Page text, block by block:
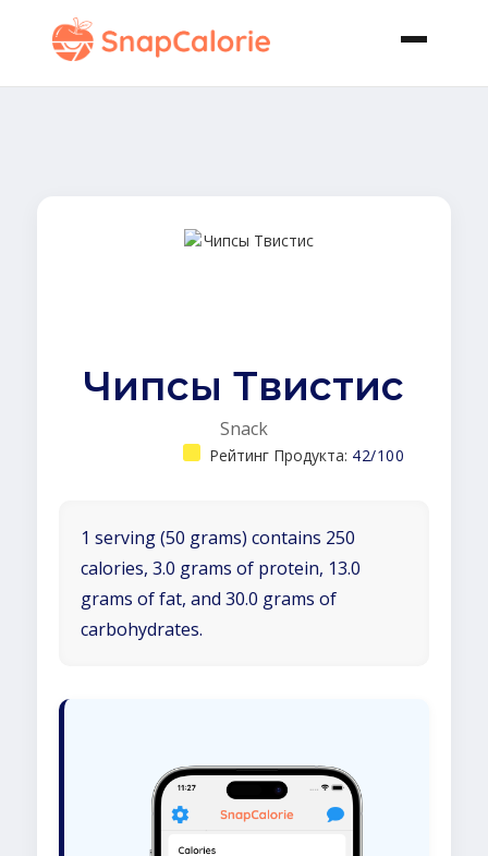
Чипсы Твистис
Snack
Рейтинг Продукта: 42/100
1 serving (50 grams) contains 250
calories, 3.0 grams of protein, 13.0
grams of fat, and 30.0 grams of
carbohydrates.